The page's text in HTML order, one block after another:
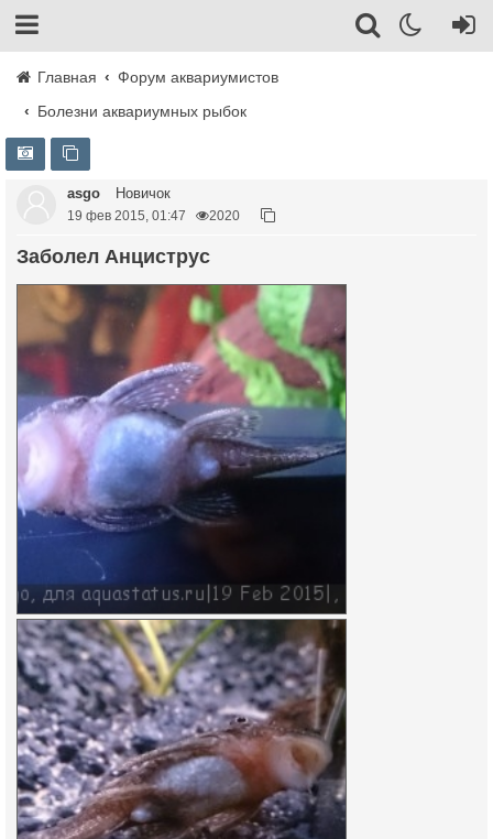
Главная
Форум аквариумистов
Болезни аквариумных рыбок
asgo Новичок
19 фев 2015, 01:47 2020
Заболел Анциструс